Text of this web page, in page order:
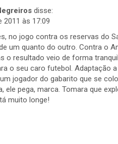
disse:
2011 às 17:09
no jogo contra os reservas do
um quanto do outro. Contra o
o resultado veio de forma
o seu caro futebol. Adaptação
jogador do gabarito que se
ele pega, marca. Tomara que
muito longe!